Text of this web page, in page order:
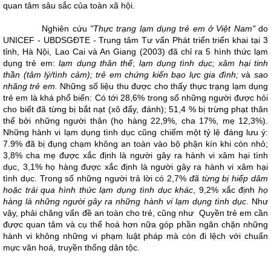
quan tâm sâu sắc của toàn xã hội.
Nghiên cứu "Thực trạng lạm dụng trẻ em ở Việt Nam"do
UNICEF - UBDSGĐTE - Trung tâm Tư vấn Phát triển triển khai tại 3
tỉnh, Hà Nội, Lao Cai và An Giang (2003) đã chỉ ra 5 hình thức lạm
dụng trẻ em:lạm dụng thân thể; lạm dụng tình dục; xâm hại tinh
thần (tâm lý/tình cảm); trẻ em chứng kiến bạo lực gia đình;và sao
nhãng trẻ em. Những số liệu thu được cho thấy thực trạng lạm dụng
trẻ em là khá phổ biến: Có tới 28,6% trong số những người được hỏi
cho biết đã từng bị bắt nạt (xô đẩy, đánh); 51,4 % bị trừng phạt thân
thể bởi những người thân (họ hàng 22,9%, cha 17%, mẹ 12,3%).
Những hành vi lạm dụng tình dục cũng chiếm một tỷ lệ đáng lưu ý:
7.9% đã bị đụng chạm không an toàn vào bộ phận kín khi còn nhỏ;
3,8% cha mẹ được xắc định là người gây ra hành vi xâm hại tình
dục, 3,1% họ hàng được xắc định là người gây ra hành vi xâm hại
tình dục. Trong số những người trả lời có 2,7% đã từng bị hiếp dâm
hoặc trải qua hình thức lạm dụng tình dục khác , 9,2% xắc địnhhọ
hàng là những người gây ra những hành vi lạm dụng tình dục. Như
vậy, phải chăng vấn đề an toàn cho trẻ, cũng như Quyền trẻ em cần
được quan tâm và cụ thể hoá hơn nữa góp phần ngăn chặn những
hành vi không những vi phạm luật pháp mà còn đi lệch với chuẩn
mực văn hoá, truyền thống dân tộc.